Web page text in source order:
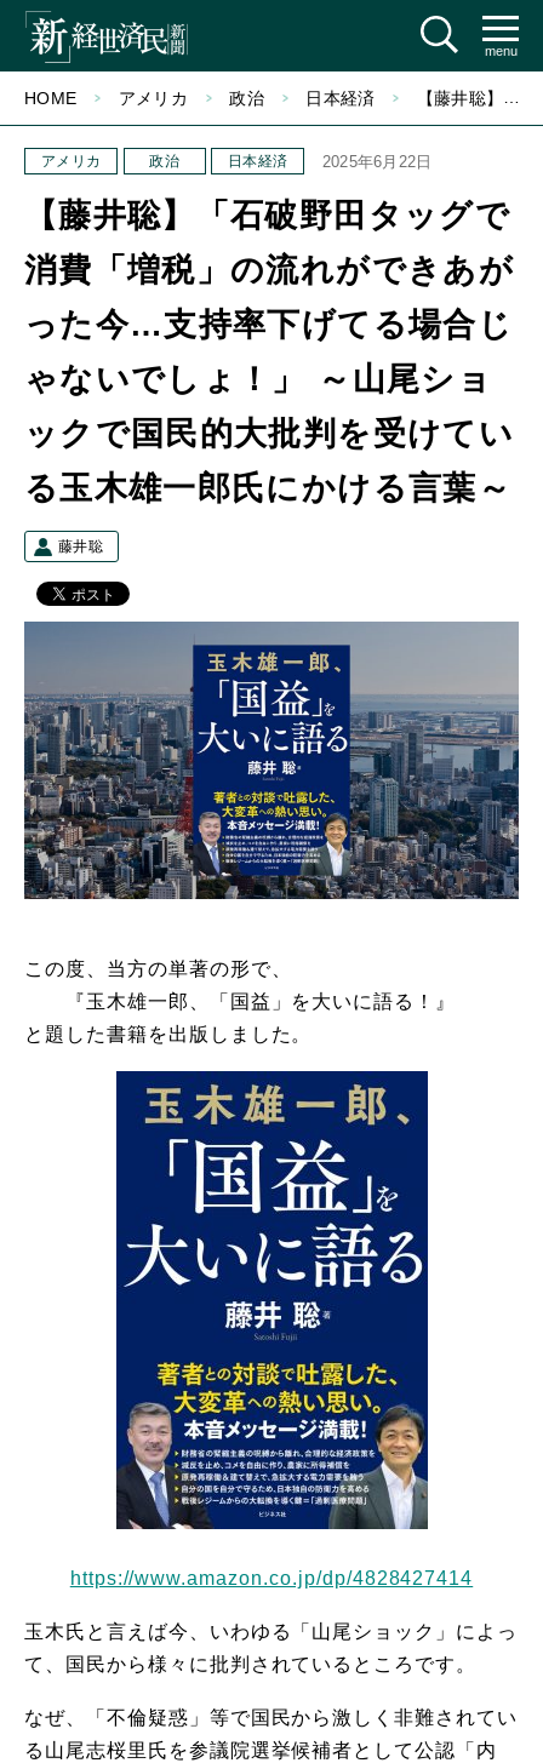
menu
HOME アメリカ 政治 日本経済 【藤井聡】「石破野田タッグで消費「増税」の流れができあがった今…支持率下げてる場合じゃないでしょ！」 ～山尾ショックで国民的大批判を受けている玉木雄一郎氏にかける言葉～
アメリカ 政治 日本経済 2025年6月22日
【藤井聡】「石破野田タッグで
消費「増税」の流れができあが
った今…支持率下げてる場合じ
ゃないでしょ！」 ～山尾ショ
ックで国民的大批判を受けてい
る玉木雄一郎氏にかける言葉～
藤井聡
この度、当方の単著の形で、
『玉木雄一郎、「国益」を大いに語る！』
と題した書籍を出版しました。
https://www.amazon.co.jp/dp/4828427414
玉木氏と言えば今、いわゆる「山尾ショック」によっ
て、国民から様々に批判されているところです。
なぜ、「不倫疑惑」等で国民から激しく非難されてい
る山尾志桜里氏を参議院選挙候補者として公認「内